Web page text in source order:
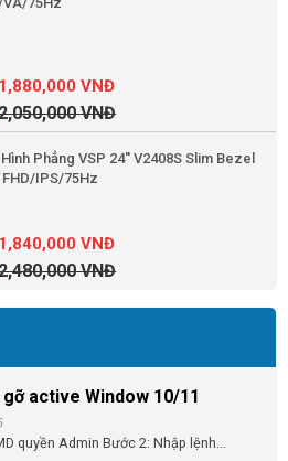
VNĐ
1,880,000VNĐ
Phẳng VSP 24'' V2408S Slim Bezel
FHD/IPS/75Hz
VNĐ
1,840,000VNĐ
gỡ active Window 10/11
quyền Admin Bước 2: Nhập lệnh...